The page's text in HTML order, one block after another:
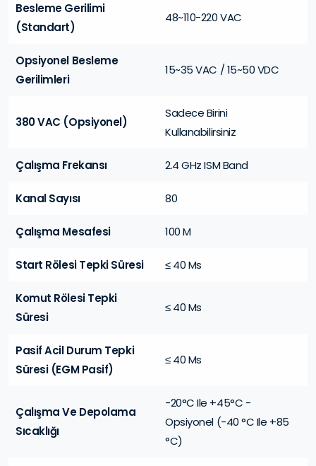
Besleme Gerilimi
(Standart)
48~110-220 VAC
Opsiyonel Besleme
Gerilimleri
15~35 VAC / 15~50 VDC
380 VAC (Opsiyonel)
Sadece Birini
Kullanabilirsiniz
Çalışma Frekansı 2.4 GHz ISM Band
Kanal Sayısı 80
Çalışma Mesafesi 100 M
Start Rölesi Tepki Süresi ≤ 40 Ms
Komut Rölesi Tepki
Süresi
≤ 40 Ms
Pasif Acil Durum Tepki
Süresi (EGM Pasif)
≤ 40 Ms
Çalışma Ve Depolama
Sıcaklığı
-20°C Ile +45°C -
Opsiyonel (-40 °C Ile +85
°C)